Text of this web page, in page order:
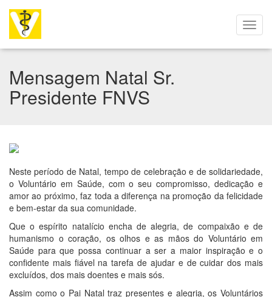
Mensagem Natal Sr.
Presidente FNVS
Neste período de Natal, tempo de celebração e de solidariedade,
o Voluntário em Saúde, com o seu compromisso, dedicação e
amor ao próximo, faz toda a diferença na promoção da felicidade
e bem-estar da sua comunidade.
Que o espírito natalício encha de alegria, de compaixão e de
humanismo o coração, os olhos e as mãos do Voluntário em
Saúde para que possa continuar a ser a maior inspiração e o
confidente mais fiável na tarefa de ajudar e de cuidar dos mais
excluídos, dos mais doentes e mais sós.
Assim como o Pai Natal traz presentes e alegria, os Voluntários